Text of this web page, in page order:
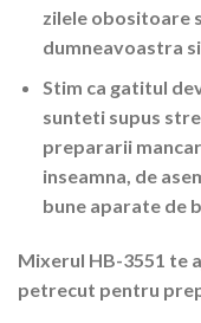
zilele obositoare
dumneavoastra
Stim ca gatitul
sunteti supus
prepararii
inseamna, de
bune aparate de
Mixerul HB-3551 te
petrecut pentru